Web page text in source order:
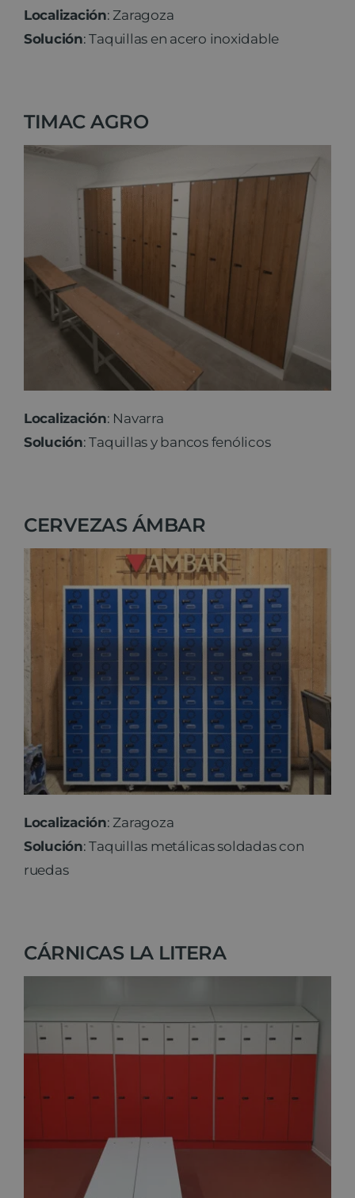
Localización: Zaragoza
Solución: Taquillas en acero inoxidable
TIMAC AGRO
Localización: Navarra
Solución: Taquillas y bancos fenólicos
CERVEZAS ÁMBAR
Localización: Zaragoza
Solución: Taquillas metálicas soldadas con
ruedas
CÁRNICAS LA LITERA